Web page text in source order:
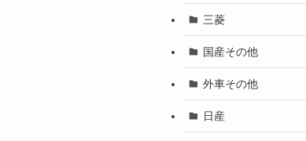
三菱
国産その他
外車その他
日産